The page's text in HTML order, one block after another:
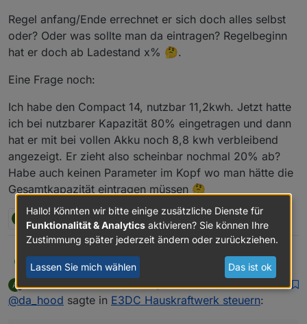
Prüfe bitte auch mal die Werte
0_userdata.0.Charge_Control.Allgemein.Regel
beginn_MEZ
ende_MEZ,
0_userdata.0.Charge_Control.Allgemein.Ladee
nde_MEZ
ob da das Format der Uhrzeiten richtig ist also z.B. 10:00
mit Doppelpunkt und nicht 10.00.
Hatte da einen Fehler im Script, wenn die Objekte beim
ersten Mal angelegt werden.
Regel anfang/Ende errechnet er sich doch alles selbst
oder? Oder was sollte man da eintragen? Regelbeginn
hat er doch ab Ladestand x% 🤔.
Eine Frage noch:
Ich habe den Compact 14, nutzbar 11,2kwh. Jetzt hatte
ich bei nutzbarer Kapazität 80% eingetragen und dann
hat er mit bei vollen Akku noch 8,8 kwh verbleibend
angezeigt. Er zieht also scheinbar nochmal 20% ab?
Habe auch keinen Parameter im Kopf wo man hätte die
Gesamtkapazität eintragen müssen 🤔
2 Antworten
DA_HOOD@ arnod
Vielen lieben Dank!
A
Offline
ArnoDschrieb am11. März 2024, 19:28
zuletzt editiert von
@da_hood sagte in E3DC Hauskraftwerk steuern:
Hallo! Könnten wir bitte einige zusätzliche Dienste für
Funktionalität & Analytics aktivieren? Sie können Ihre
Zustimmung später jederzeit ändern oder zurückziehen.
Lassen Sie mich wählen Das ist ok